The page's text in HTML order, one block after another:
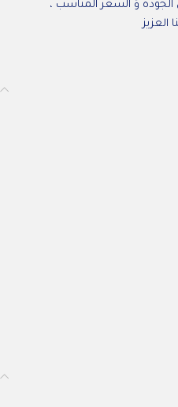
الجودة وَ السعر المناسب ،
العزيز